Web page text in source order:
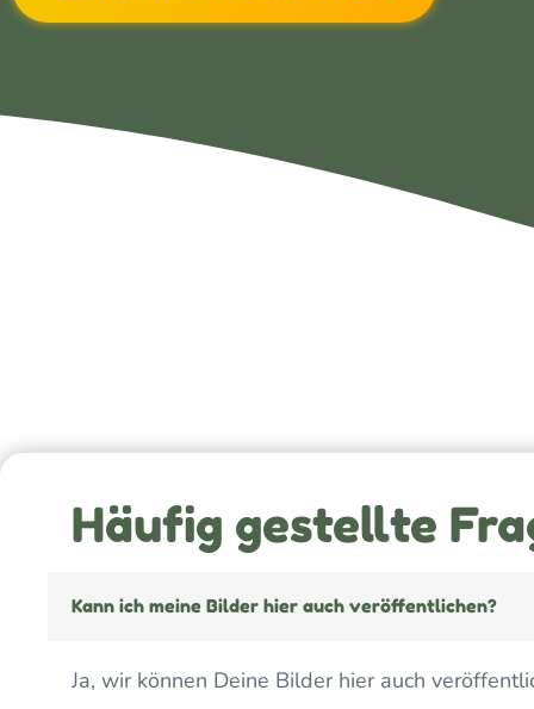
Häufig gestellte
Kann ich meine Bilder hier auch veröffentlichen?
Ja, wir können Deine Bilder hier auch